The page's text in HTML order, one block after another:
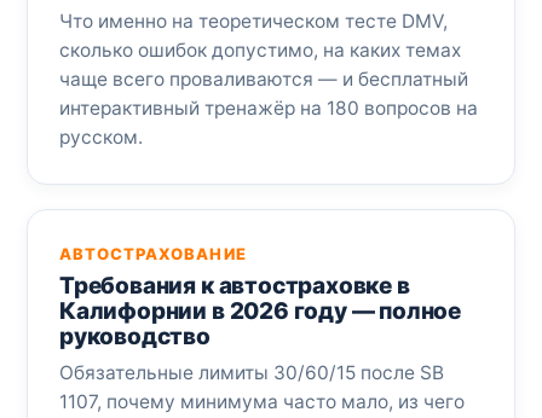
Что именно на теоретическом тесте DMV,
сколько ошибок допустимо, на каких темах
чаще всего проваливаются — и бесплатный
интерактивный тренажёр на 180 вопросов на
русском.
АВТОСТРАХОВАНИЕ
Требования к автостраховке в
Калифорнии в 2026 году — полное
руководство
Обязательные лимиты 30/60/15 после SB
1107, почему минимума часто мало, из чего